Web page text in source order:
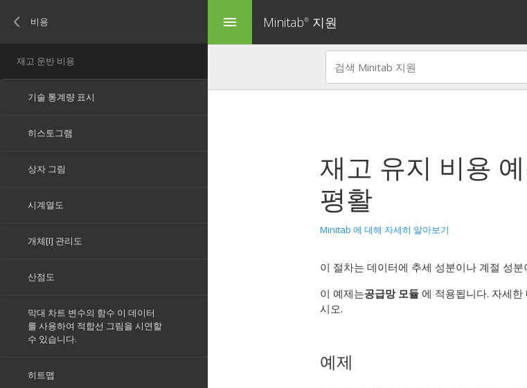
menu Minitab® 지원
재고 유지 비용
평활
Minitab 에 대해 자세히 알아보기
이 절차는 데이터에 추세 성분이나 계절 성
이 예제는공급망 모듈 에 적용됩니다. 자세한
시오.
예제